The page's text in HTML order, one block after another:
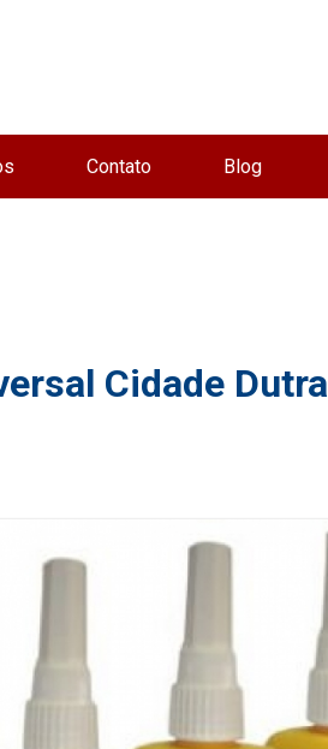
Contato Blog
Cidade Dutra